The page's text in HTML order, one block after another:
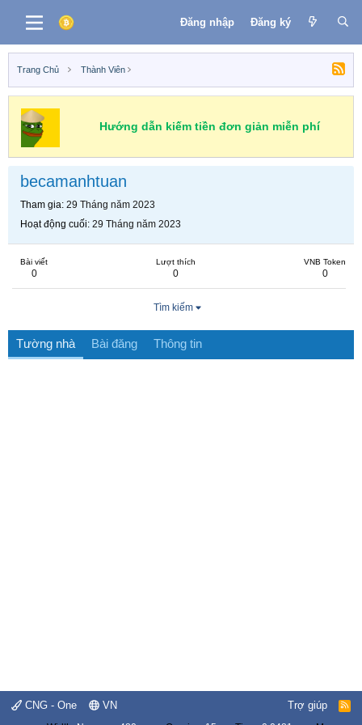
Đăng nhập Đăng ký
Trang Chủ Thành Viên
Hướng dẫn kiếm tiền đơn giản miễn phí
becamanhtuan
Tham gia 29 Tháng năm 2023
Hoạt động cuối 29 Tháng năm 2023
Bài viết
0
Lượt thích
0
VNB Token
0
Tìm kiếm
Tường nhà Bài đăng Thông tin
CNG - One VN Trợ giúp
R